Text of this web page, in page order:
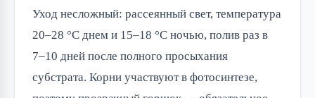
Уход несложный: рассеянный свет, температура
20–28 °C днем и 15–18 °C ночью, полив раз в
7–10 дней после полного просыхания
субстрата. Корни участвуют в фотосинтезе,